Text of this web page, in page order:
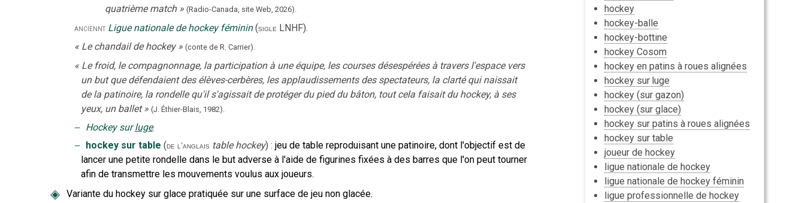
quatrième match » (Radio-Canada, site Web, 2026).
anciennt Ligue nationale de hockey féminin (sigle LNHF).
« Le chandail de hockey » (conte de R. Carrier).
« Le froid, le compagnonnage, la participation à une équipe, les courses désespérées à travers l'espace vers
un but que défendaient des élèves-cerbères, les applaudissements des spectateurs, la clarté qui naissait
de la patinoire, la rondelle qu'il s'agissait de protéger du pied du bâton, tout cela faisait du hockey, à ses
yeux, un ballet » (J. Éthier-Blais, 1982).
‒ Hockey sur luge.
‒
hockey sur table (de l’anglais table hockey) : jeu de table reproduisant une patinoire, dont l'objectif est de
lancer une petite rondelle dans le but adverse à l'aide de figurines fixées à des barres que l'on peut tourner
afin de transmettre les mouvements voulus aux joueurs.
◈ Variante du hockey sur glace pratiquée sur une surface de jeu non glacée.
hockey
hockey-balle
hockey-bottine
hockey Cosom
hockey en patins à roues alignées
hockey sur luge
hockey (sur gazon)
hockey (sur glace)
hockey sur patins à roues alignées
hockey sur table
joueur de hockey
ligue nationale de hockey
ligue nationale de hockey féminin
ligue professionnelle de hockey